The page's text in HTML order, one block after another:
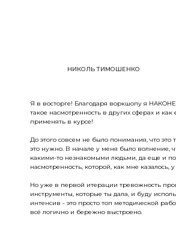
НИКОЛЬ ТИМОШЕНКО
Я в восторге! Благодаря воркшопу я
такое насмотренность в других сферах и
применять в курсе!
До этого совсем не было понимания, что это
это нужно. В начале у меня было волнение,
какими-то незнакомыми людьми, да еще и
насмотренность, которой, как мне казалось,
Но уже в первой итерации тревожность
инструменты, которые ты дала, и буду
интенсив - это просто топ методической
всё логично и бережно выстроено.